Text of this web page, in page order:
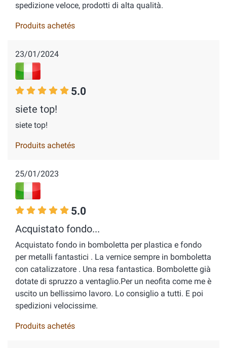
spedizione veloce, prodotti di alta qualità.
Produits achetés
23/01/2024
5.0
siete top!
siete top!
Produits achetés
25/01/2023
5.0
Acquistato fondo...
Acquistato fondo in bomboletta per plastica e fondo
per metalli fantastici . La vernice sempre in bomboletta
con catalizzatore . Una resa fantastica. Bombolette già
dotate di spruzzo a ventaglio.Per un neofita come me è
uscito un bellissimo lavoro. Lo consiglio a tutti. E poi
spedizioni velocissime.
Produits achetés